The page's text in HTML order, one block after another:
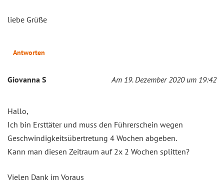
liebe Grüße
Antworten
Giovanna S Am 19. Dezember 2020 um 19:42
Hallo,
Ich bin Ersttäter und muss den Führerschein wegen
Geschwindigkeitsübertretung 4 Wochen abgeben.
Kann man diesen Zeitraum auf 2x 2 Wochen splitten?
Vielen Dank im Voraus